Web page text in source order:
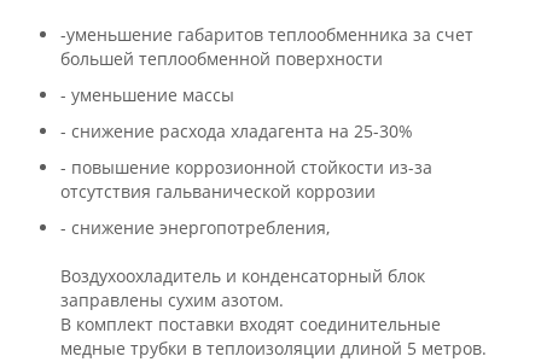
-уменьшение габаритов теплообменника за счет
большей теплообменной поверхности
- уменьшение массы
- снижение расхода хладагента на 25-30%
- повышение коррозионной стойкости из-за
отсутствия гальванической коррозии
- снижение энергопотребления,
Воздухоохладитель и конденсаторный блок
заправлены сухим азотом.
В комплект поставки входят соединительные
медные трубки в теплоизоляции длиной 5 метров.